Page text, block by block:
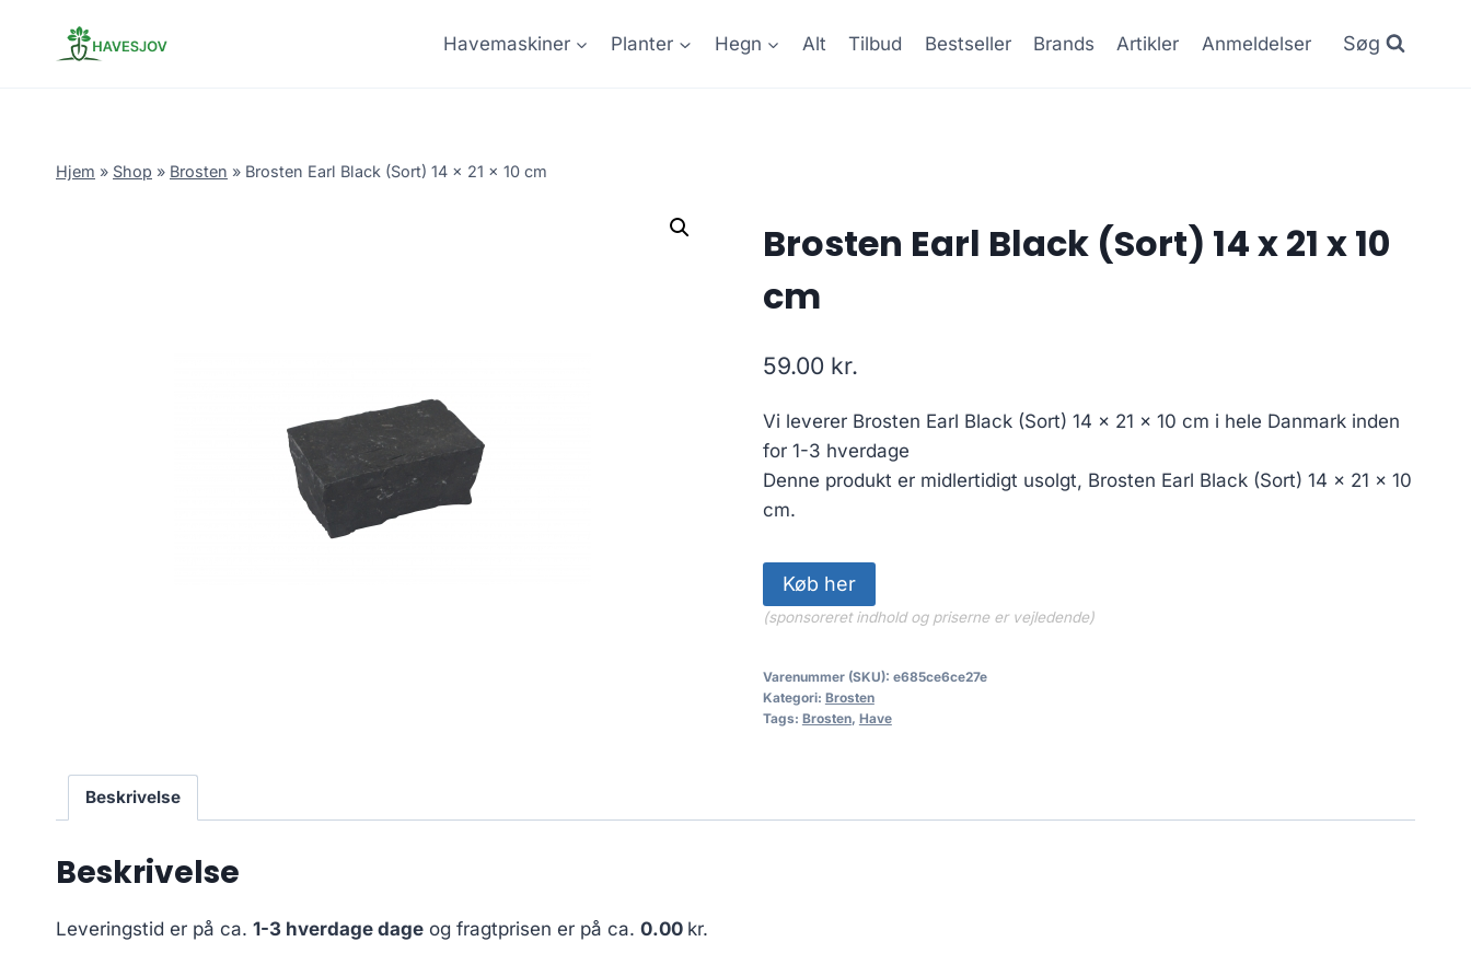
Havemaskiner Planter Hegn Alt Tilbud Bestseller Brands Artikler Anmeldelser Søg
Hjem » Shop » Brosten » Brosten Earl Black (Sort) 14 x 21 x 10 cm
Brosten Earl Black (Sort) 14 x 21 x 10
cm
59.00 kr.
Vi leverer Brosten Earl Black (Sort) 14 x 21 x 10 cm i hele Danmark inden
for 1-3 hverdage
Denne produkt er midlertidigt usolgt, Brosten Earl Black (Sort) 14 x 21 x 10
cm.
Køb her
(sponsoreret indhold og priserne er vejledende)
Varenummer (SKU): e685ce6ce27e
Kategori: Brosten
Tags: Brosten, Have
Beskrivelse
Beskrivelse
Leveringstid er på ca. 1-3 hverdage dage og fragtprisen er på ca. 0.00 kr.